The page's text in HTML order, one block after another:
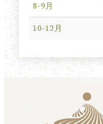
8-9月
10-12月